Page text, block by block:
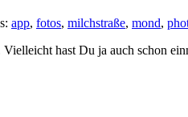
app, fotos, milchstraße, mond,
hast Du ja auch schon